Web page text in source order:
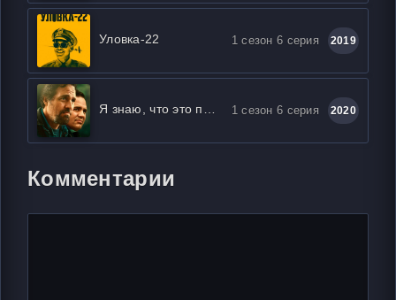
Уловка-22 1 сезон 6 серия 2019
1 сезон 6 серия 2020
Комментарии